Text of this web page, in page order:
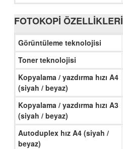
FOTOKOPI ÖZELLIKLERI
Görüntüleme teknolojisi
Toner teknolojisi
Kopyalama / yazdırma hızı A4
(siyah / beyaz)
Kopyalama / yazdırma hızı A3
(siyah / beyaz)
Autoduplex hız A4 (siyah /
beyaz)